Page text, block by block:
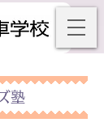
塾